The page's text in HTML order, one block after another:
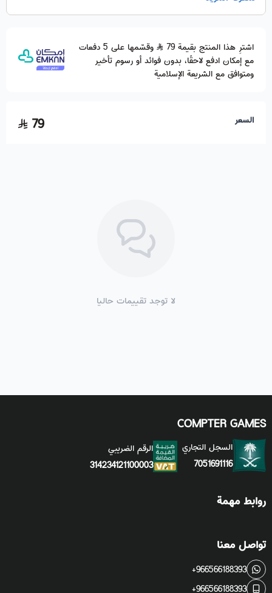
اشترِ هذا المنتج بقيمة 79
وقسّمها على 5 دفعات
مع إمكان ادفع لاحقًا، بدون فوائد أو رسوم تأخير
ومتوافق مع الشريعة الإسلامية
السعر 79
لا توجد تقييمات حاليا
COMPTER GAMES
السجل التجاري
7051691116
الرقم الضريبي
314234121100003
روابط مهمة
تواصل معنا
+966566188393
+966566188393